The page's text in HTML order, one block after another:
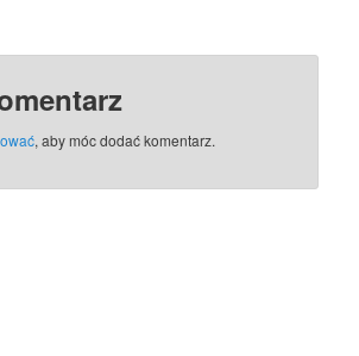
, aby móc dodać komentarz.